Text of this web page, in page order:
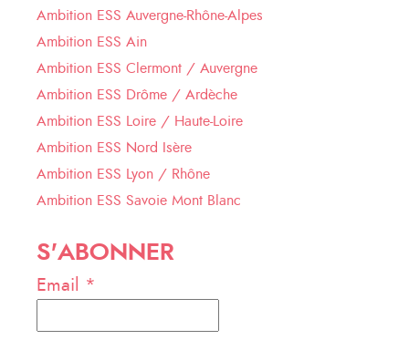
Ambition ESS Auvergne-Rhône-Alpes
Ambition ESS Ain
Ambition ESS Clermont / Auvergne
Ambition ESS Drôme / Ardèche
Ambition ESS Loire / Haute-Loire
Ambition ESS Nord Isère
Ambition ESS Lyon / Rhône
Ambition ESS Savoie Mont Blanc
S'ABONNER
Email *